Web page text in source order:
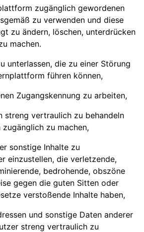
zugänglich gewordenen
zu verwenden und diese
zu ändern, löschen, unterdrücken
machen.
unterlassen, die zu einer Störung
führen können,
Zugangskennung zu arbeiten,
streng vertraulich zu behandeln
zu machen,
sonstige Inhalte zu
einzustellen, die verletzende,
bedrohende, obszöne
gegen die guten Sitten oder
verstoßende Inhalte haben,
und sonstige Daten anderer
streng vertraulich zu